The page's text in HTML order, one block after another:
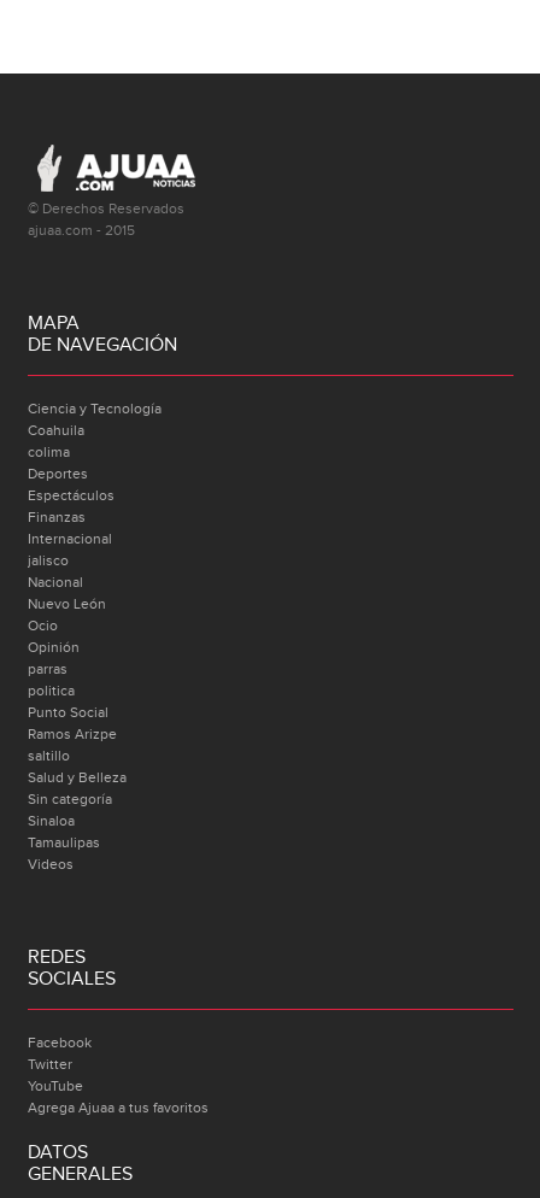
© Derechos Reservados
ajuaa.com - 2015
MAPA
DE NAVEGACIÓN
Ciencia y Tecnología
Coahuila
colima
Deportes
Espectáculos
Finanzas
Internacional
jalisco
Nacional
Nuevo León
Ocio
Opinión
parras
politica
Punto Social
Ramos Arizpe
saltillo
Salud y Belleza
Sin categoría
Sinaloa
Tamaulipas
Videos
REDES
SOCIALES
Facebook
Twitter
YouTube
Agrega Ajuaa a tus favoritos
DATOS
GENERALES